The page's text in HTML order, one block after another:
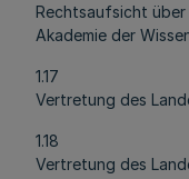
Rechtsaufsicht
Akademie der
1.17
Vertretung des
1.18
Vertretung des